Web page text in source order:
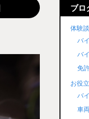
ブロ
体験談
バ
バ
免
お役
バ
車